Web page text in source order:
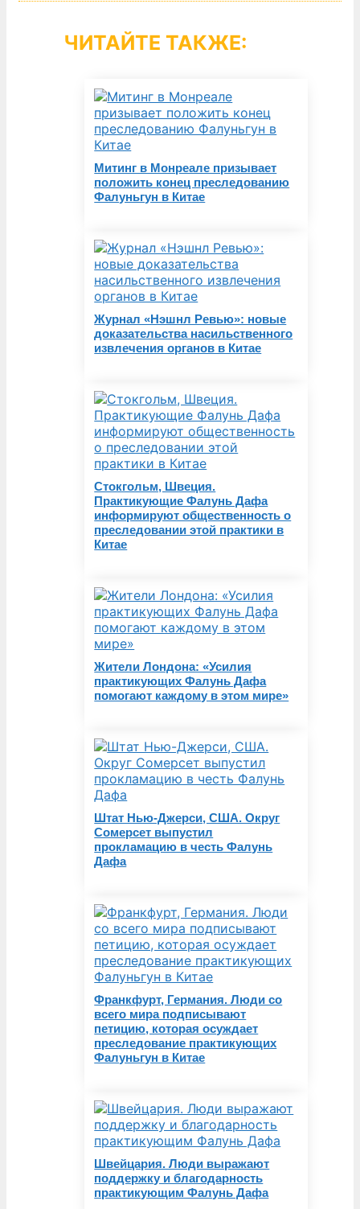
ЧИТАЙТЕ ТАКЖЕ:
Митинг в Монреале призывает
положить конец преследованию
Фалуньгун в Китае
Журнал «Нэшнл Ревью»: новые
доказательства насильственного
извлечения органов в Китае
Стокгольм, Швеция.
Практикующие Фалунь Дафа
информируют общественность о
преследовании этой практики в
Китае
Жители Лондона: «Усилия
практикующих Фалунь Дафа
помогают каждому в этом мире»
Штат Нью-Джерси, США. Округ
Сомерсет выпустил
прокламацию в честь Фалунь
Дафа
Франкфурт, Германия. Люди со
всего мира подписывают
петицию, которая осуждает
преследование практикующих
Фалуньгун в Китае
Швейцария. Люди выражают
поддержку и благодарность
практикующим Фалунь Дафа